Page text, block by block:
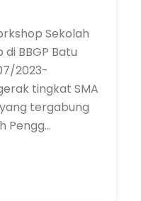
Sekolah
BBGP Batu
2023-
tingkat SMA
tergabung
Pengg...